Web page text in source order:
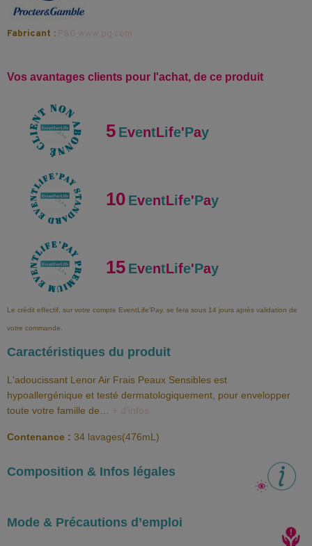
Fabricant : P&G www.pg.com
Vos avantages clients pour l'achat, de ce produit
5 EventLife'Pay
10 EventLife'Pay
15 EventLife'Pay
Le crédit effectif, sur votre compte EventLife'Pay, se fera sous 14 jours après validation de
votre commande.
Caractéristiques du produit
L'adoucissant Lenor Air Frais Peaux Sensibles est
hypoallergénique et testé dermatologiquement, pour envelopper
toute votre famille de… + d’infos
Contenance : 34 lavages(476mL)
Composition & Infos légales
Mode & Précautions d’emploi